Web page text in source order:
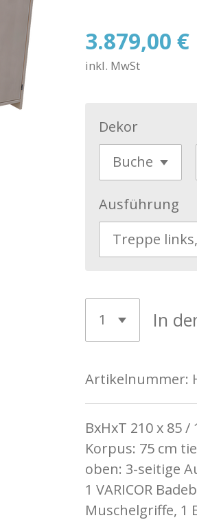
3.879,00 €
inkl. MwSt
Dekor
Ausführung
In
Artikelnummer:
BxHxT 210 x 85 /
Korpus: 75 cm
oben: 3-seitige
1 VARICOR
Muschelgriffe, 1